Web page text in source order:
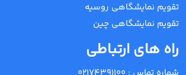
تقویم نمایشگاهی روسیه
تقویم نمایشگاهی چین
راه های ارتباطی